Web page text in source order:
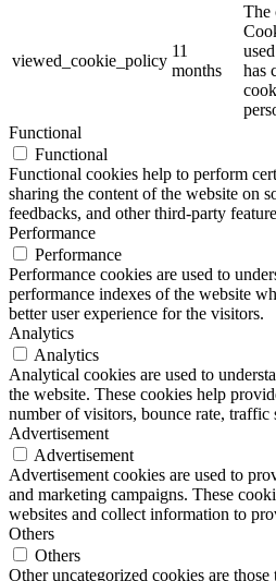
viewed_cookie_policy
11
months
The
has
Functional
Functional
Functional cookies help to perform
sharing the content of the website on
feedbacks, and other third-party
Performance
Performance
Performance cookies are used to
performance indexes of the website
better user experience for the visitors.
Analytics
Analytics
Analytical cookies are used to
the website. These cookies help
number of visitors, bounce rate, traffic
Advertisement
Advertisement
Advertisement cookies are used to
and marketing campaigns. These
websites and collect information to
Others
Others
Other uncategorized cookies are